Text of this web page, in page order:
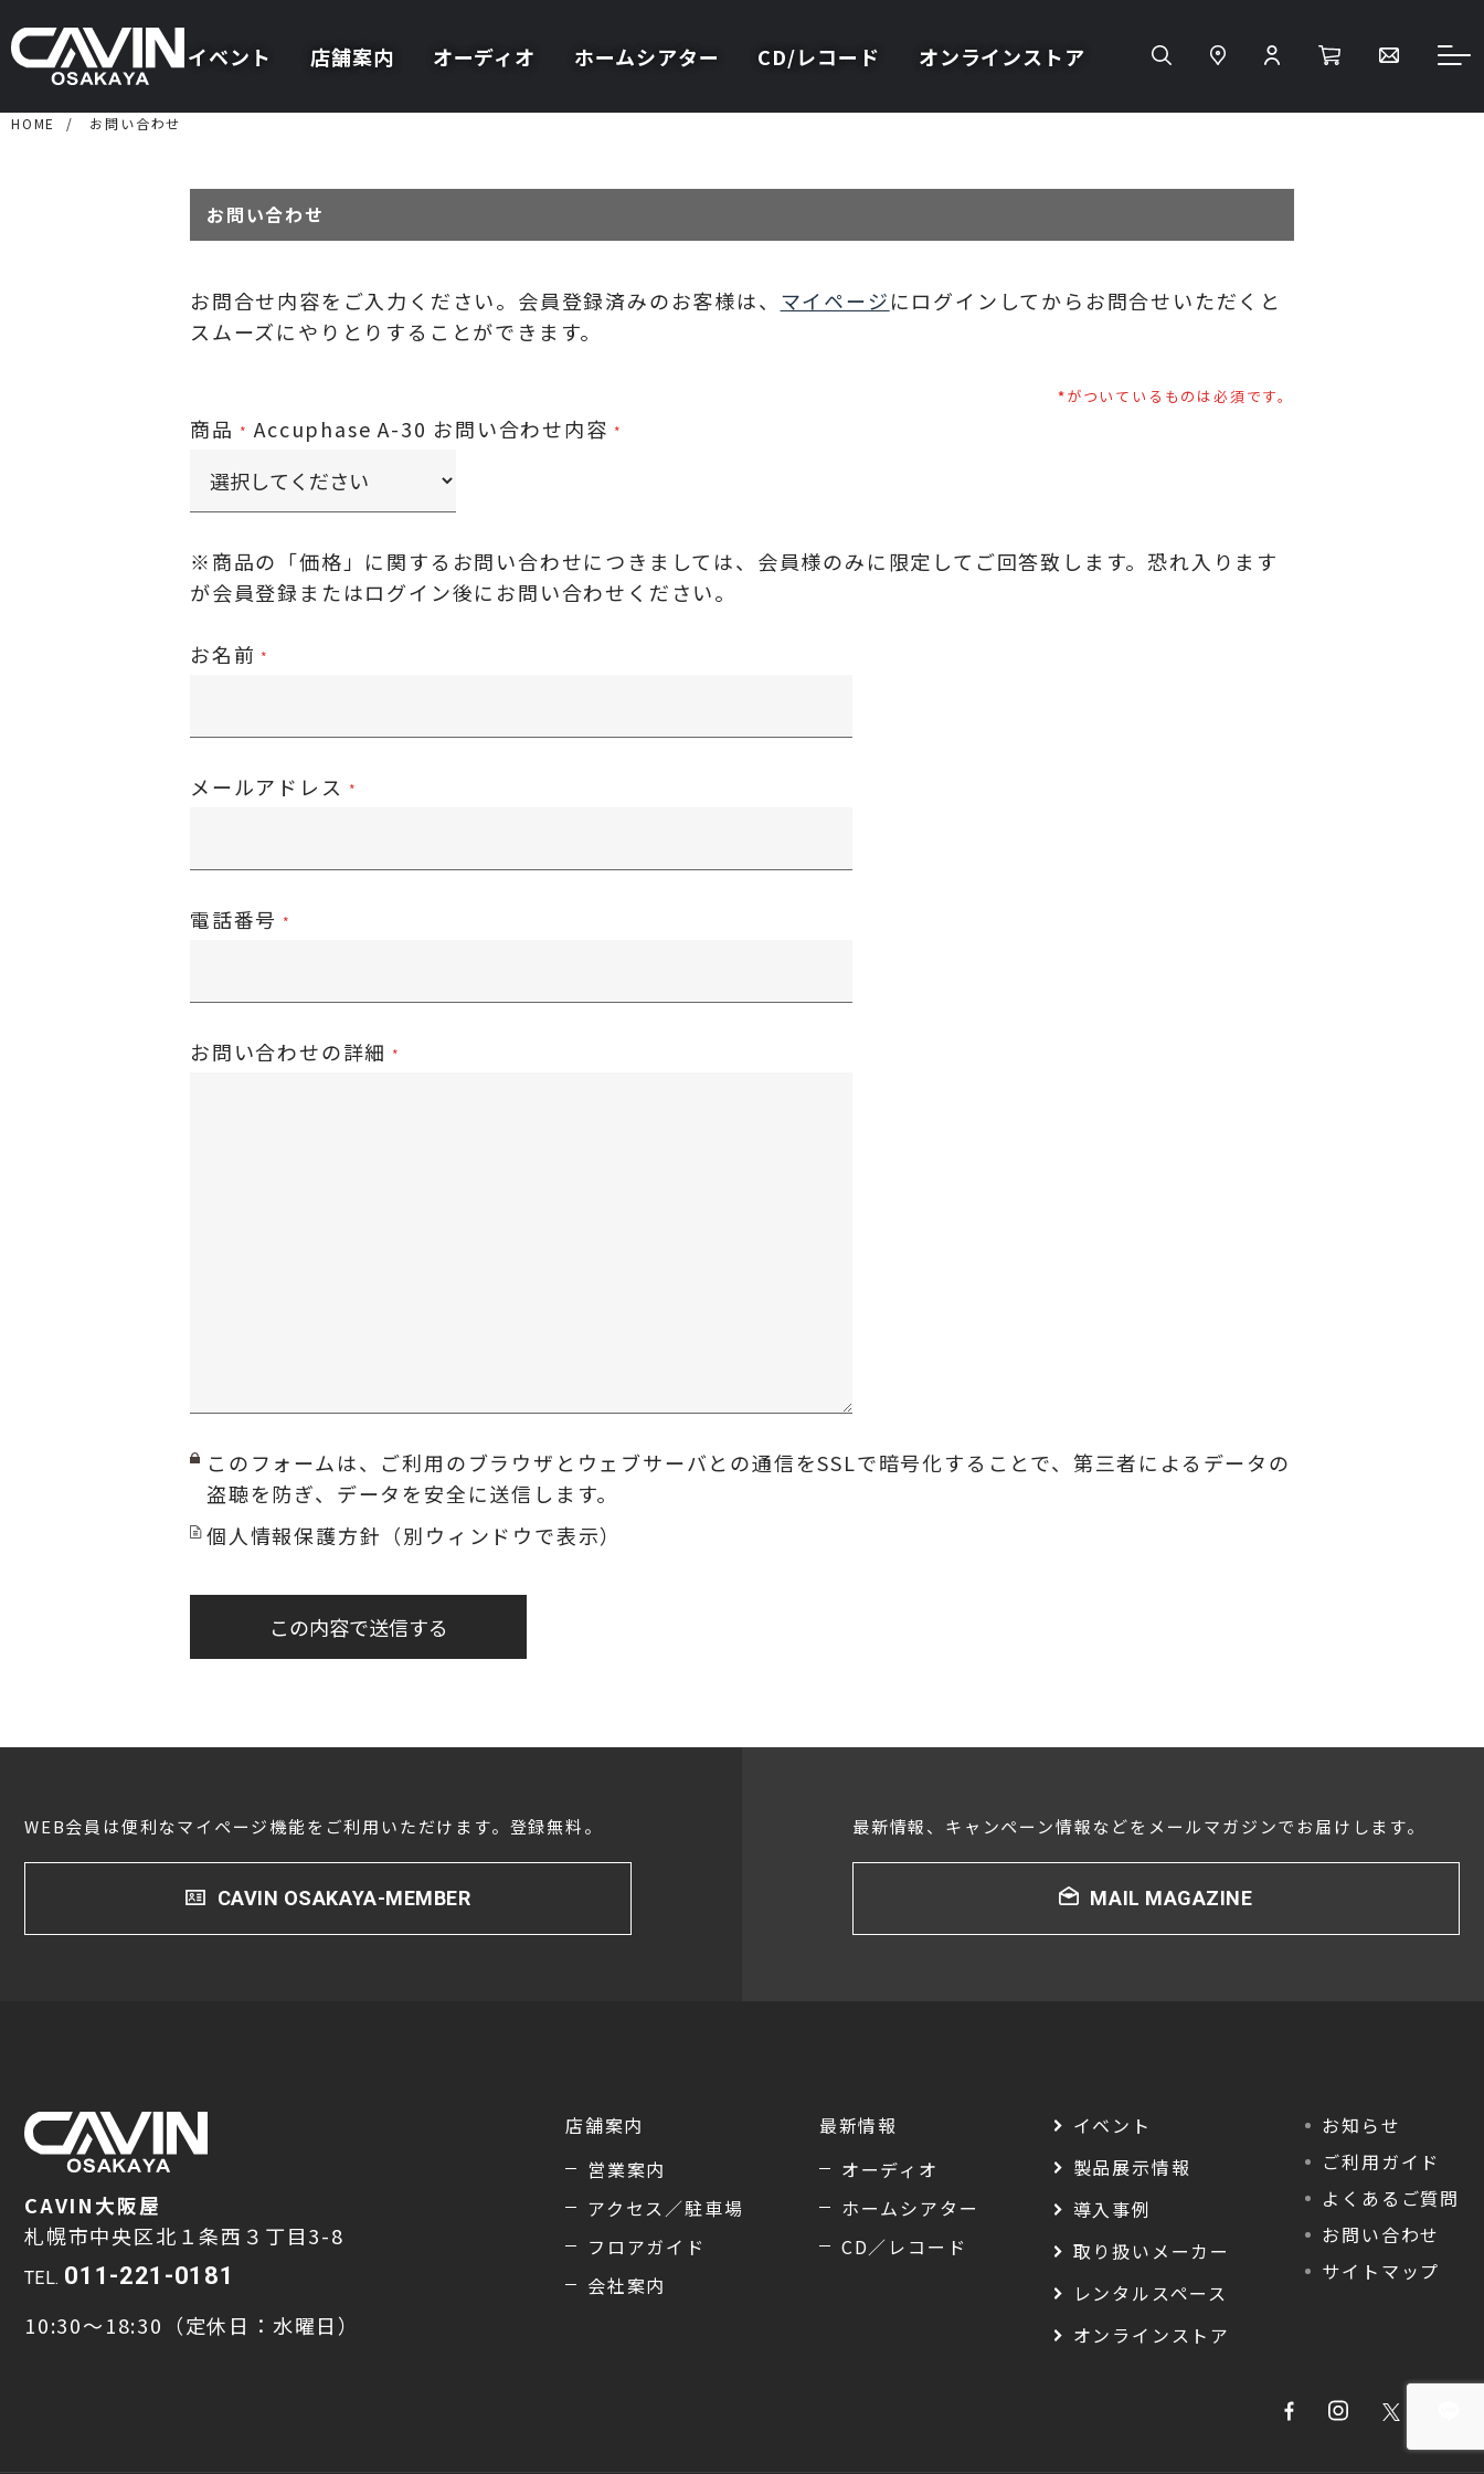
イベント 店舗案内 オーディオ ホームシアター CD/レコード オンラインストア
HOME お問い合わせ
お問い合わせ
お問合せ内容をご入力ください。会員登録済みのお客様は、 マイページにログインしてからお問合せいただくと
スムーズにやりとりすることができます。
がついているものは必須です。
商品 Accuphase A-30 お問い合わせ内容
※商品の「価格」に関するお問い合わせにつきましては、会員様のみに限定してご回答致します。恐れ入ります
が会員登録またはログイン後にお問い合わせください。
お名前
メールアドレス
電話番号
お問い合わせの詳細
このフォームは、ご利用のブラウザとウェブサーバとの通信をSSLで暗号化することで、第三者によるデータの
盗聴を防ぎ、データを安全に送信します。
個人情報保護方針（別ウィンドウで表示）
この内容で送信する
WEB会員は便利なマイページ機能をご利用いただけます。登録無料。
CAVIN OSAKAYA-MEMBER
最新情報、キャンペーン情報などをメールマガジンでお届けします。
MAIL MAGAZINE
CAVIN大阪屋
札幌市中央区北１条西３丁目3-8
TEL. 011-221-0181
10:30～18:30（定休日：水曜日）
店舗案内
営業案内
アクセス／駐車場
フロアガイド
会社案内
最新情報
オーディオ
ホームシアター
CD／レコード
イベント
製品展示情報
導入事例
取り扱いメーカー
レンタルスペース
オンラインストア
お知らせ
ご利用ガイド
よくあるご質問
お問い合わせ
サイトマップ